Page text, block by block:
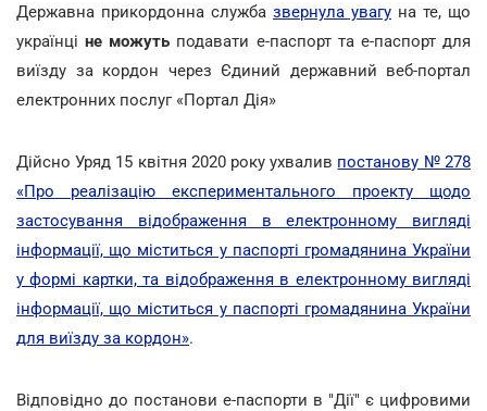
Державна прикордонна служба звернула увагу на те, що
українціне можуть подавати e-паспорт та е-паспорт для
виїзду за кордон через Єдиний державний веб-портал
електронних послуг «Портал Дія»
Дійсно Уряд 15 квітня 2020 року ухвалив постанову № 278
«Про реалізацію експериментального проекту щодо
застосування відображення в електронному вигляді
інформації, що міститься у паспорті громадянина України
у формі картки, та відображення в електронному вигляді
інформації, що міститься у паспорті громадянина України
для виїзду за кордон».
Відповідно до постанови е-паспорти в "Дії" є цифровими